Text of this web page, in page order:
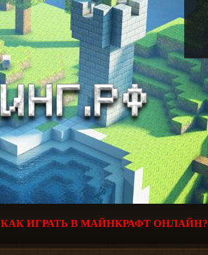
КАК ИГРАТЬ В МАЙНКРАФТ ОНЛАЙН?